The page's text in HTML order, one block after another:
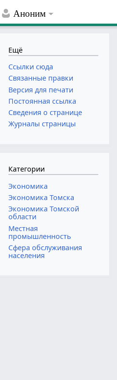
Аноним
Ещё
Ссылки сюда
Связанные правки
Версия для печати
Постоянная ссылка
Сведения о странице
Журналы страницы
Категории
Экономика
Экономика Томска
Экономика Томской
области
Местная
промышленность
Сфера обслуживания
населения